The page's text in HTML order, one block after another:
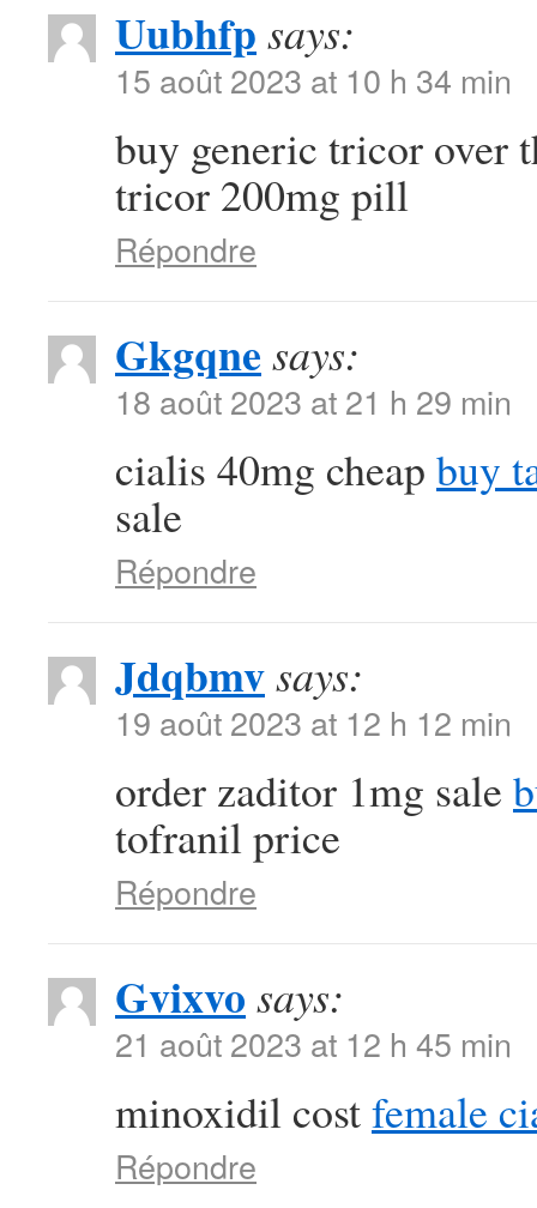
Uubhfp says:
15 août 2023 at 10 h 34 min
buy generic tricor over
tricor 200mg pill
Répondre
Gkgqne says:
18 août 2023 at 21 h 29 min
cialis 40mg cheap buy
sale
Répondre
Jdqbmvsays:
19 août 2023 at 12 h 12 min
order zaditor 1mg sale
tofranil price
Répondre
Gvixvo says:
21 août 2023 at 12 h 45 min
minoxidil costfemale
Répondre